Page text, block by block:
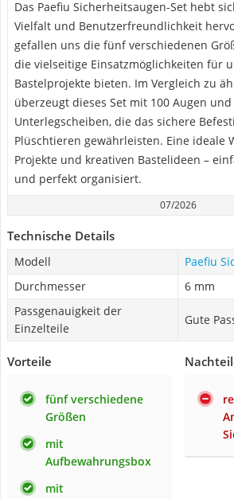
Das Paefiu Sicherheitsaugen-Set hebt
Vielfalt und Benutzerfreundlichkeit
gefallen uns die fünf verschiedenen
die vielseitige Einsatzmöglichkeiten für
Bastelprojekte bieten. Im Vergleich zu
überzeugt dieses Set mit 100 Augen
Unterlegscheiben, die das sichere
Plüschtieren gewährleisten. Eine ideale
Projekte und kreativen Bastelideen –
und perfekt organisiert.
07/2026
Technische Details
Modell
Paefiu
Durchmesser
6 mm
Passgenauigkeit der
Einzelteile
Gute
Vorteile
fünf verschiedene
Größen
mit
Aufbewahrungsbox
mit